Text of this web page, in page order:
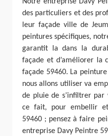
Notre entreprise Davy
des particuliers et des
leur façade ville de
peintures spécifiques,
garantit la dans la
façade et d’améliorer la
façade 59460. La
nous allons utiliser va
de pluie de s’infiltrer par
ce fait, pour embellir
59460 ; pensez à faire
entreprise Davy Peintre